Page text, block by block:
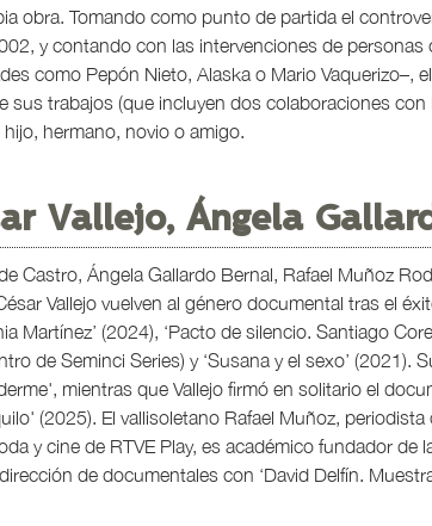
obra. Tomando como punto de partida el
y contando con las intervenciones de
como Pepón Nieto, Alaska o Mario Vaquerizo–,
sus trabajos (que incluyen dos colaboraciones
hermano, novio o amigo.
Vallejo, Ángela
Castro, Ángela Gallardo Bernal, Rafael Muñoz
Vallejo vuelven al género documental tras el
Martínez’ (2024), ‘Pacto de silencio. Santiago
de Seminci Series) y ‘Susana y el sexo’ (2021).
mientras que Vallejo firmó en solitario el
(2025). El vallisoletano Rafael Muñoz,
y cine de RTVE Play, es académico fundador de
de documentales con ‘David Delfín.